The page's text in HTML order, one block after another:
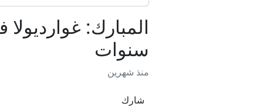
سنوات
منذ شهرين
شارك